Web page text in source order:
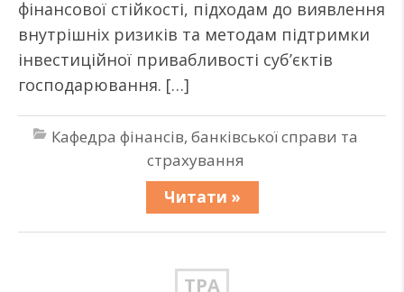
фінансової стійкості, підходам до виявлення
внутрішніх ризиків та методам підтримки
інвестиційної привабливості суб’єктів
господарювання. […]
Кафедра фінансів, банківської справи та
страхування
Читати »
ТРА